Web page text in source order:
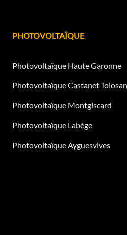
PHOTOVOLTAÏQUE
Photovoltaïque Haute Garonne
Photovoltaïque Castanet Tolosan
Photovoltaïque Montgiscard
Photovoltaïque Labège
Photovoltaïque Ayguesvives